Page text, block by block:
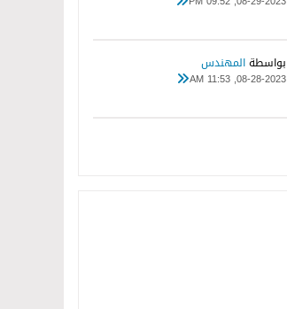
بواسطةالمهندس
08-28-2023, 11:53 AM